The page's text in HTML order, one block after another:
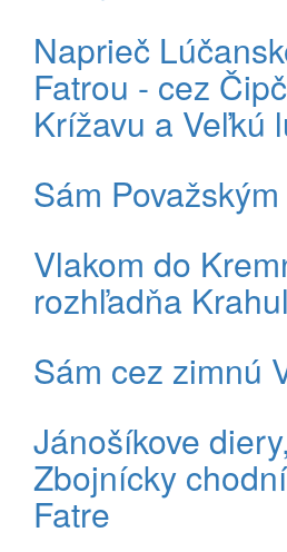
Naprieč
Fatrou - cez
Krížavu a Veľkú
Sám
Vlakom do
rozhľadňa
Sám cez zimnú
Jánošíkove
Zbojnícky
Fatre